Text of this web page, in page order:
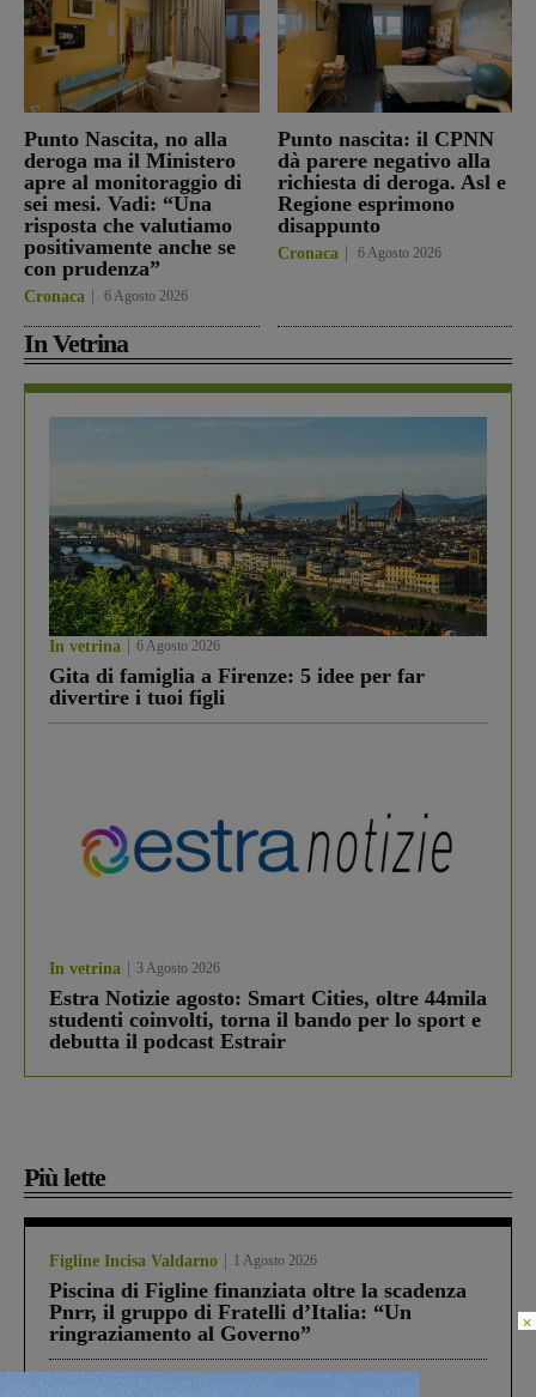
Punto Nascita, no alla
deroga ma il Ministero
apre al monitoraggio di
sei mesi. Vadi: “Una
risposta che valutiamo
positivamente anche se
con prudenza”
Cronaca 6 Agosto 2026
Punto nascita: il CPNN
dà parere negativo alla
richiesta di deroga. Asl e
Regione esprimono
disappunto
Cronaca 6 Agosto 2026
In Vetrina
In vetrina 6 Agosto 2026
Gita di famiglia a Firenze: 5 idee per far
divertire i tuoi figli
In vetrina 3 Agosto 2026
Estra Notizie agosto: Smart Cities, oltre 44mila
studenti coinvolti, torna il bando per lo sport e
debutta il podcast Estrair
Più lette
Figline Incisa Valdarno 1 Agosto 2026
Piscina di Figline finanziata oltre la scadenza
Pnrr, il gruppo di Fratelli d’Italia: “Un
ringraziamento al Governo”
×